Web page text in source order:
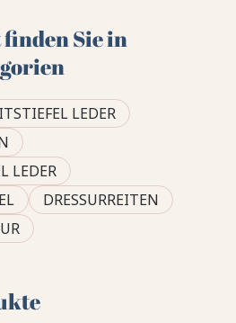
Sie in
LEDER
LEDER
DRESSURREITEN